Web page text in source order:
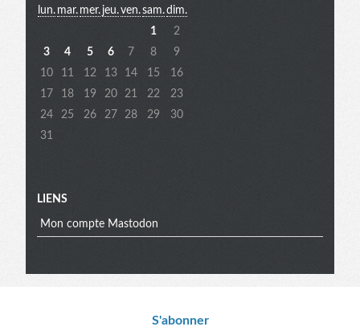
extra
lun. mar. mer. jeu.ven.sam.dim.
1
2
3
4 5 6 7 8
9
10
11 12 13 14 15
16
17
18 19 20 21 22
23
24
25 26 27 28 29
30
31
LIENS
Mon compte Mastodon
S'abonner